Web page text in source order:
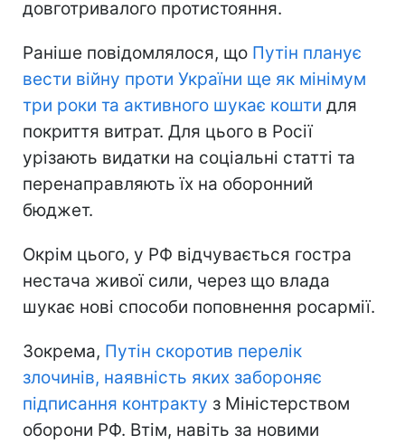
довготривалого протистояння.
Раніше повідомлялося, що Путін планує
вести війну проти України ще як мінімум
три роки та активного шукає кошти для
покриття витрат. Для цього в Росії
урізають видатки на соціальні статті та
перенаправляють їх на оборонний
бюджет.
Окрім цього, у РФ відчувається гостра
нестача живої сили, через що влада
шукає нові способи поповнення росармії.
Зокрема, Путін скоротив перелік
злочинів, наявність яких забороняє
підписання контракту з Міністерством
оборони РФ. Втім, навіть за новими